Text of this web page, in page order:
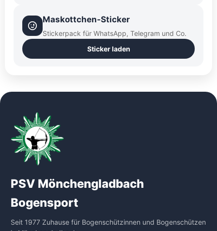
Maskottchen-Sticker
Stickerpack für WhatsApp, Telegram und Co.
Sticker laden
PSV Mönchengladbach
Bogensport
Seit 1977 Zuhause für Bogenschützinnen und Bogenschützen